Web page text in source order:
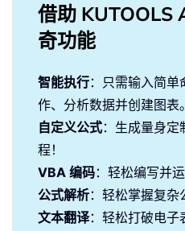
借助 KUTOOLS
奇功能
智能执行：只需输入简
作、分析数据并创建图表。
自定义公式：生成量身
程！
VBA 编码：轻松编写并
公式解析：轻松掌握复杂
文本翻译：轻松打破电子